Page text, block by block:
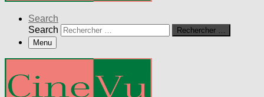
Search
Search
Rechercher …
Menu